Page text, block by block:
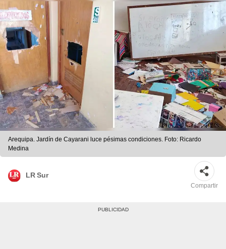
Arequipa. Jardín de Cayarani luce pésimas condiciones. Foto: Ricardo
Medina
LR Sur
Compartir